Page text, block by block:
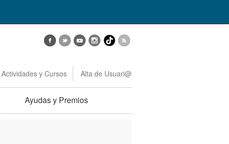
y Cursos Alta de Usuari@
Ayudas y Premios